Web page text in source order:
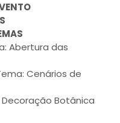
Abertura das
Cenários de
Decoração Botânica